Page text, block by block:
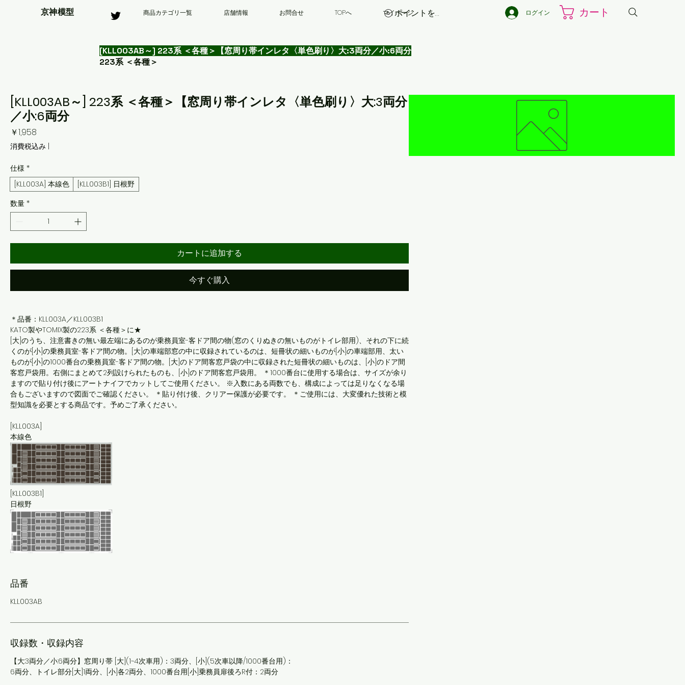
京神模型 ログイン
ポイントを表示 カート
商品カテゴリ一覧 店舗情報 お問合せ TOPへ マイページ
[KLL003AB～] 223系 ＜各種＞【窓周り帯インレタ〈単色刷り〉大:3両分／小:6両分
223系 ＜各種＞
[KLL003AB～] 223系 ＜各種＞【窓周り帯インレタ〈単色刷り〉大:3両分
／小:6両分
￥1,958
格
消費税込み
仕様 *
[KLL003A] 本線色
[KLL003B1] 日根野
数量 *
カートに追加する
今すぐ購入
＊品番：KLL003A／KLL003B1
KATO製やTOMIX製の223系 ＜各種＞に★
[大]のうち、注意書きの無い最左端にあるのが乗務員室-客ドア間の物(窓のくりぬきの無いものがトイレ部用)、それの下に続
くのが[小]の乗務員室-客ドア間の物。[大]の車端部窓の中に収録されているのは、短冊状の細いものが[小]の車端部用、太い
ものが[小]の1000番台の乗務員室-客ドア間の物。[大]のドア間客窓戸袋の中に収録された短冊状の細いものは、[小]のドア間
客窓戸袋用。右側にまとめて2列設けられたものも、[小]のドア間客窓戸袋用。 ＊1000番台に使用する場合は、サイズが余り
ますので貼り付け後にアートナイフでカットしてご使用ください。 ※入数にある両数でも、構成によっては足りなくなる場
合もございますので図面でご確認ください。 ＊貼り付け後、クリアー保護が必要です。 ＊ご使用には、大変優れた技術と模
型知識を必要とする商品です。予めご了承ください。
[KLL003A]
本線色
[KLL003B1]
日根野
品番
KLL003AB
収録数・収録内容
【大:3両分／小:6両分】窓周り帯 [大](1~4次車用)：3両分、[小](5次車以降/1000番台用)：
6両分、トイレ部分[大]1両分、[小]各2両分、1000番台用[小]乗務員扉後ろR付：2両分